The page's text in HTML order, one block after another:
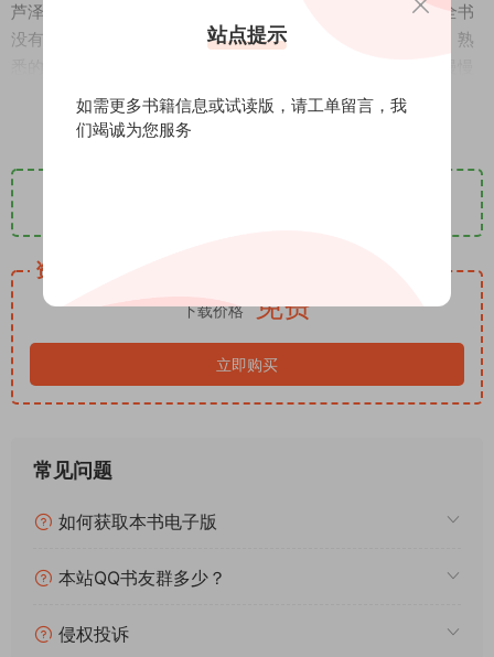
芦泽央的氛围感塑造堪称顶级，完美拿捏日式怪谈的精髓。全书
没有一处刻意吓人的描写，所有寒意都藏在细微的违和感里：熟
扭曲。前半段温和克制，看似只是细碎的灵异小事，读来松弛无
压力；后半段伏笔集中爆发，所有零散怪事互相呼应、层层勾
觉作者布局有多缜密。
它不止是一本氛围绝佳的怪谈悬疑，更藏着推理向的硬核内核。
表层是细思极恐的都市灵异故事，深层是一场精心设计的认知骗
局与人性博弈。所有看似无解的超自然异象，并非单纯的鬼神作
祟，背后藏着人为的隐瞒、刻意的诱导与经年的执念纠葛。每个
人的反常、每桩怪事的起源，都有对应的因果脉络，灵异外壳之
下，是极其扎实的伏笔铺垫与逻辑闭环，兼顾怪谈的氛围感与推
理的解谜快感。
全书最耐人回味的，是深入骨髓的宿命感与真实感。很多人执念
无数人的遗憾、执念与隐秘心事。所谓怪异，从来不是凭空出现
的鬼魅，而是人心深处的恐惧、贪婪与遗憾，被文字唤醒、被现
实放大的最终模样。
的读者。如果你厌倦了直白粗暴的惊悚悬疑，想读一本氛围感顶
作，这本2026全新译本，绝对是年度不容错过的悬疑黑马。
阅读全文
资源下载
下载价格 免费
立即购买
常见问题
如何获取本书电子版
本站QQ书友群多少？
侵权投诉
站点提示
如需更多书籍信息或试读版，请工单留言 ，我
们竭诚为您服务